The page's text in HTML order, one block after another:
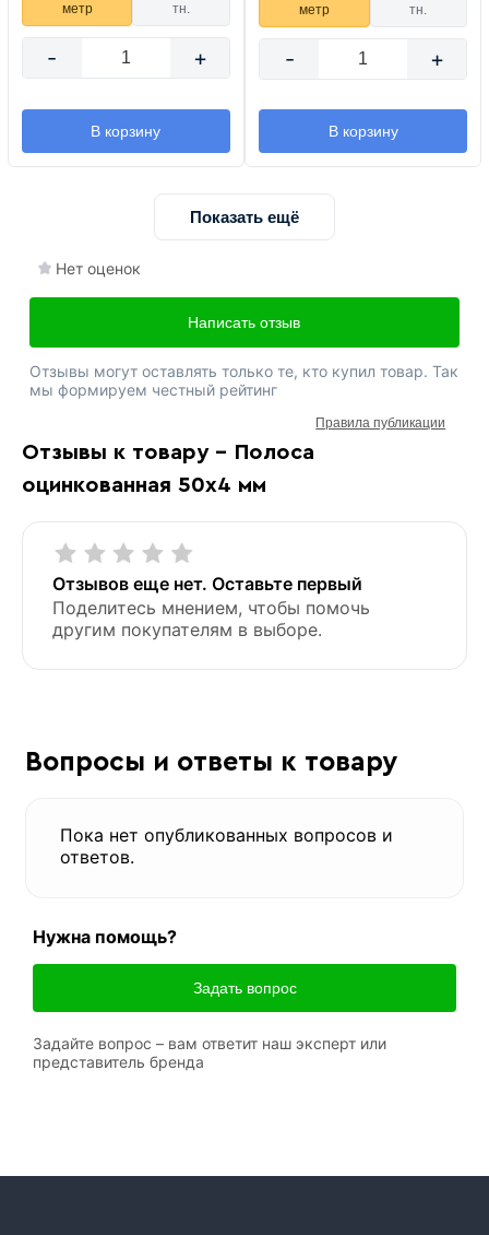
метр тн.
- +
В корзину
метр тн.
- +
В корзину
Показать ещё
Отзывы к товару - Полоса
оцинкованная 50х4 мм
Отзывов еще нет. Оставьте первый
Поделитесь мнением, чтобы помочь
другим покупателям в выборе.
Нет оценок
Написать отзыв
Отзывы могут оставлять только те, кто купил товар. Так
мы формируем честный рейтинг
Правила публикации
Вопросы и ответы к товару
Пока нет опубликованных вопросов и
ответов.
Нужна помощь?
Задать вопрос
Задайте вопрос – вам ответит наш эксперт или
представитель бренда